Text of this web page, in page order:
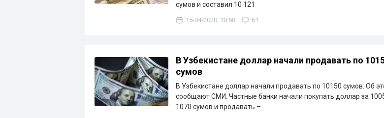
сумов и составил 10 121
15-04-2020, 10:58 61
В Узбекистане доллар начали продавать по
сумов
В Узбекистане доллар начали продавать по 10150 сумов. Об
сообщают СМИ. Частные банки начали покупать доллар за
1070 сумов и продавать –